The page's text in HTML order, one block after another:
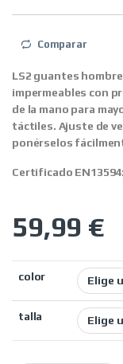
Comparar
LS2 guantes
impermeables con
de la mano para
táctiles. Ajuste de
ponérselos
Certificado
59,99 €
color
talla